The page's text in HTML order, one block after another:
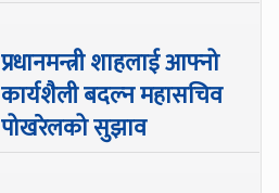
प्रधानमन्त्री शाहलाई आफ्नो
कार्यशैली बदल्न महासचिव
पोखरेलको सुझाव